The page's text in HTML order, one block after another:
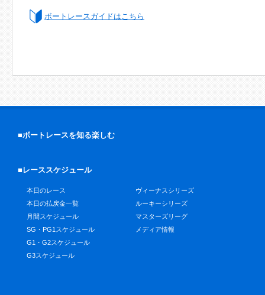
ボートレースガイドはこちら
■ボートレースを知る楽しむ
■レーススケジュール
本日のレース
本日の払戻金一覧
月間スケジュール
SG・PG1スケジュール
G1・G2スケジュール
G3スケジュール
ヴィーナスシリーズ
ルーキーシリーズ
マスターズリーグ
メディア情報